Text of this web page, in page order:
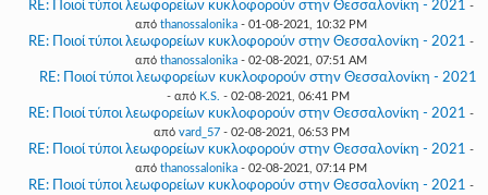
RE: Ποιοί τύποι λεωφορείων κυκλοφορούν στην Θεσσαλονίκη - 2021 -
από thanossalonika - 01-08-2021, 10:32 PM
RE: Ποιοί τύποι λεωφορείων κυκλοφορούν στην Θεσσαλονίκη - 2021 -
από thanossalonika - 02-08-2021, 07:51 AM
RE: Ποιοί τύποι λεωφορείων κυκλοφορούν στην Θεσσαλονίκη - 2021
- από K.S. - 02-08-2021, 06:41 PM
RE: Ποιοί τύποι λεωφορείων κυκλοφορούν στην Θεσσαλονίκη - 2021 -
από vard_57- 02-08-2021, 06:53 PM
RE: Ποιοί τύποι λεωφορείων κυκλοφορούν στην Θεσσαλονίκη - 2021 -
από thanossalonika - 02-08-2021, 07:14 PM
RE: Ποιοί τύποι λεωφορείων κυκλοφορούν στην Θεσσαλονίκη - 2021 -